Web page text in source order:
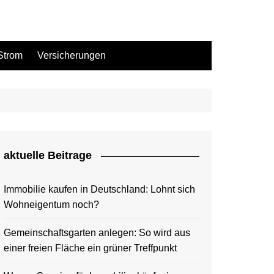
Versicherungen
aktuelle Beitrage
Immobilie kaufen in Deutschland: Lohnt sich
Wohneigentum noch?
Gemeinschaftsgarten anlegen: So wird aus
einer freien Fläche ein grüner Treffpunkt